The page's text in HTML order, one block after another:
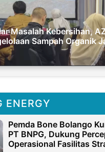
Masalah Kebersihan,
Sampah Organik
ENERGY
Pemda Bone Bolango
PT BNPG, Dukung
Operasional Fasilitas